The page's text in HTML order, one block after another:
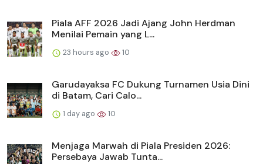
Piala AFF 2026 Jadi Ajang John Herdman
Menilai Pemain yang L...
23 hours ago 10
Garudayaksa FC Dukung Turnamen Usia Dini
di Batam, Cari Calo...
1 day ago 10
Menjaga Marwah di Piala Presiden 2026:
Persebaya Jawab Tunta...